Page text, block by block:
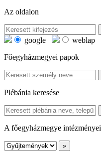
Az oldalon
google
weblap
Főegyházmegyei papok
Plébánia keresése
A főegyházmegye intézményei